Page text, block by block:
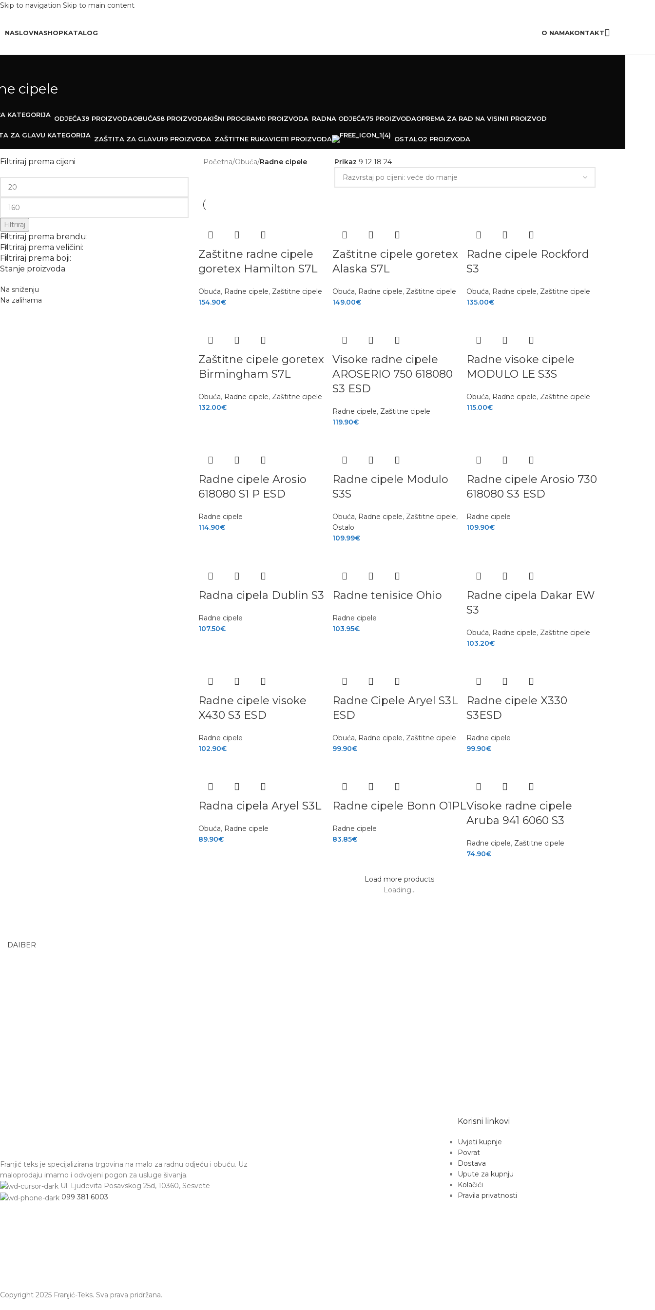
Skip to navigation Skip to main content
NASLOVNASHOPKATALOG O NAMAKONTAKT
cipele
ODJEĆA39 PROIZVODAOBUĆA58 PROIZVODAKIŠNI PROGRAM0 PROIZVODA RADNA ODJEĆA75 PROIZVODAOPREMA ZA RAD NA VISINI1 PROIZVOD
ZAŠTITA ZA GLAVU19 PROIZVODA ZAŠTITNE RUKAVICE11 PROIZVODA OSTALO2 PROIZVODA
Filtriraj prema cijeni
Filtriraj
Filtriraj prema brendu:
Filtriraj prema veličini:
Filtriraj prema boji:
Stanje proizvoda
Na sniženju
Na zalihama
Početna/Obuća/Radne cipele Prikaz 9 12 18 24
Zaštitne radne cipele
goretex Hamilton S7L
Obuća, Radne cipele, Zaštitne cipele
154.90€
Zaštitne cipele goretex
Alaska S7L
Obuća, Radne cipele, Zaštitne cipele
149.00€
Radne cipele Rockford
S3
Obuća, Radne cipele, Zaštitne cipele
135.00€
Zaštitne cipele goretex
Birmingham S7L
Obuća, Radne cipele, Zaštitne cipele
132.00€
Visoke radne cipele
AROSERIO 750 618080
S3 ESD
Radne cipele, Zaštitne cipele
119.90€
Radne visoke cipele
MODULO LE S3S
Obuća, Radne cipele, Zaštitne cipele
115.00€
Radne cipele Arosio
618080 S1 P ESD
Radne cipele
114.90€
Radne cipele Modulo
S3S
Obuća, Radne cipele, Zaštitne cipele,
Ostalo
109.99€
Radne cipele Arosio 730
618080 S3 ESD
Radne cipele
109.90€
Radna cipela Dublin S3
Radne cipele
107.50€
Radne tenisice Ohio
Radne cipele
103.95€
Radne cipela Dakar EW
S3
Obuća, Radne cipele, Zaštitne cipele
103.20€
Radne cipele visoke
X430 S3 ESD
Radne cipele
102.90€
Radne Cipele Aryel S3L
ESD
Obuća, Radne cipele, Zaštitne cipele
99.90€
Radne cipele X330
S3ESD
Radne cipele
99.90€
Radna cipela Aryel S3L
Obuća, Radne cipele
89.90€
Radne cipele Bonn O1PL
Radne cipele
83.85€
Visoke radne cipele
Aruba 941 6060 S3
Radne cipele, Zaštitne cipele
74.90€
Load more products
Loading...
DAIBER
Franjić teks je specijalizirana trgovina na malo za radnu odjeću i obuću. Uz
maloprodaju imamo i odvojeni pogon za usluge šivanja.
Ul. Ljudevita Posavskog 25d, 10360, Sesvete
099 381 6003
Korisni linkovi
Uvjeti kupnje
Povrat
Dostava
Upute za kupnju
Kolačići
Pravila privatnosti
Copyright 2025 Franjić-Teks. Sva prava pridržana.